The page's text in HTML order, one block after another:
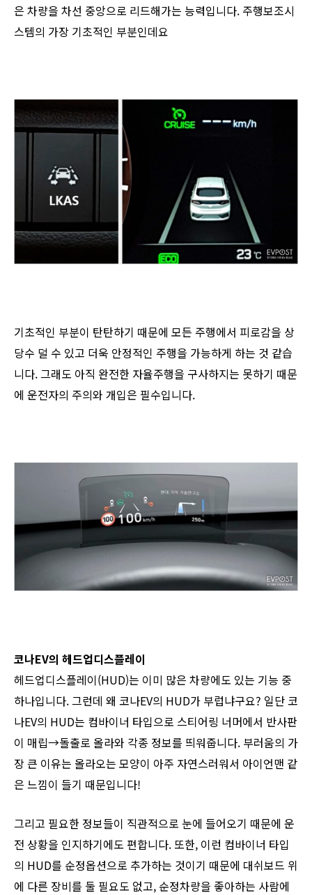
은 차량을 차선 중앙으로 리드해가는 능력입니다. 주행보조시
스템의 가장 기초적인 부분인데요
기초적인 부분이 탄탄하기 때문에 모든 주행에서 피로감을 상
당수 덜 수 있고 더욱 안정적인 주행을 가능하게 하는 것 같습
니다. 그래도 아직 완전한 자율주행을 구사하지는 못하기 때문
에 운전자의 주의와 개입은 필수입니다.
코나EV의 헤드업디스플레이
헤드업디스플레이(HUD)는 이미 많은 차량에도 있는 기능 중
하나입니다. 그런데 왜 코나EV의 HUD가 부럽냐구요? 일단 코
나EV의 HUD는 컴바이너 타입으로 스티어링 너머에서 반사판
이 매립→돌출로 올라와 각종 정보를 띄워줍니다. 부러움의 가
장 큰 이유는 올라오는 모양이 아주 자연스러워서 아이언맨 같
은 느낌이 들기 때문입니다!
그리고 필요한 정보들이 직관적으로 눈에 들어오기 때문에 운
전 상황을 인지하기에도 편합니다. 또한, 이런 컴바이너 타입
의 HUD를 순정옵션으로 추가하는 것이기 때문에 대쉬보드 위
에 다른 장비를 둘 필요도 없고, 순정차량을 좋아하는 사람에